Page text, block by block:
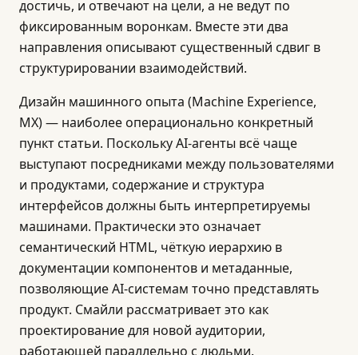
достичь, и отвечают на цели, а не ведут по
фиксированным воронкам. Вместе эти два
направления описывают существенный сдвиг в
структурировании взаимодействий.
Дизайн машинного опыта (Machine Experience,
MX) — наиболее операционально конкретный
пункт статьи. Поскольку AI-агенты всё чаще
выступают посредниками между пользователями
и продуктами, содержание и структура
интерфейсов должны быть интерпретируемы
машинами. Практически это означает
семантический HTML, чёткую иерархию в
документации компонентов и метаданные,
позволяющие AI-системам точно представлять
продукт. Смайли рассматривает это как
проектирование для новой аудитории,
работающей параллельно с людьми.